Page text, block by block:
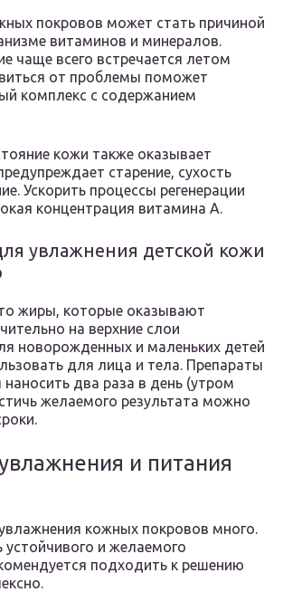
покровов может стать причиной
витаминов и минералов.
чаще всего встречается летом
от проблемы поможет
комплекс с содержанием
кожи также оказывает
старение, сухость
Ускорить процессы регенерации
концентрация витамина А.
увлажнения детской кожи
жиры, которые оказывают
на верхние слои
новорожденных и маленьких детей
для лица и тела. Препараты
наносить два раза в день (утром
желаемого результата можно
и питания
кожных покровов много.
и желаемого
подходить к решению